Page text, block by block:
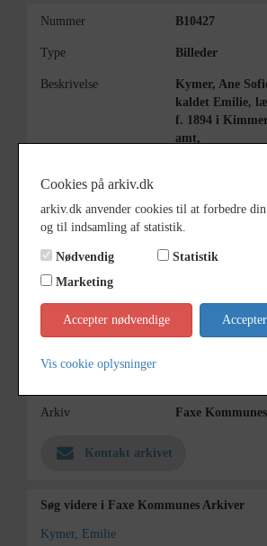
Nummer B10427
Type Billeder
Beskrivelse
Kymer, Ane
kaldet Emilie,
f. 1894 i
amt,
Periode 1945 - 1965
Dateringsnote 1945-1965
Fotograf
Se på kort
Arkiv Faxe
Kontakt arkivet
Søg videre i Faxe Kommunes Arkiver
Kymer, Emilie
Cookies på arkiv.dk
arkiv.dk anvender cookies til at forbedre
og til indsamling af statistik.
Nødvendig
Statistik
Marketing
Accepter nødvendige
Vis cookie oplysninger